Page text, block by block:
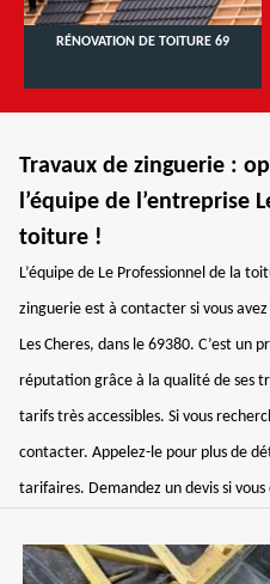
RÉNOVATION DE TOITURE 69
Travaux de zinguerie :
l’équipe de l’entreprise
toiture !
L’équipe de Le Professionnel de la
zinguerie est à contacter si vous
Les Cheres, dans le 69380. C’est un
réputation grâce à la qualité de ses
tarifs très accessibles. Si vous
contacter. Appelez-le pour plus de
tarifaires. Demandez un devis si vous